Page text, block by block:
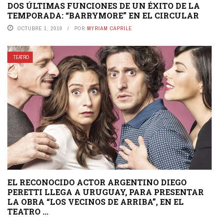
DOS ÚLTIMAS FUNCIONES DE UN ÉXITO DE LA
TEMPORADA: “BARRYMORE” EN EL CIRCULAR
OCTUBRE 1, 2019 POR MYRIAM CAPRILE
TEATRO
EL RECONOCIDO ACTOR ARGENTINO DIEGO
PERETTI LLEGA A URUGUAY, PARA PRESENTAR
LA OBRA “LOS VECINOS DE ARRIBA”, EN EL
TEATRO ...